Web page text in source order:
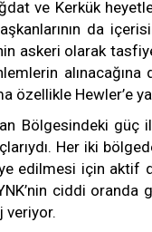
ve Kerkük
da
askeri olarak
özellikle Hewler’e
Bölgesindeki güç
Her iki
edilmesi için aktif
ciddi oranda
veriyor.